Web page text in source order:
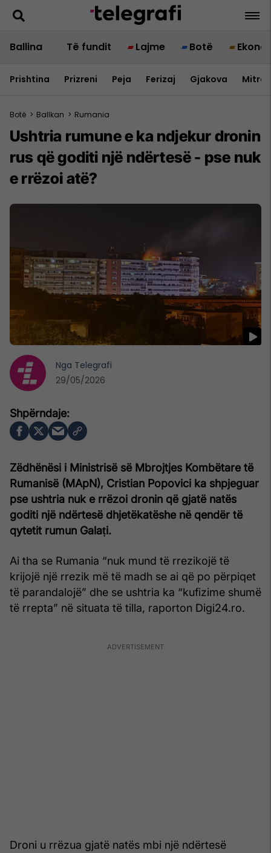
Ballina Të fundit Lajme Botë
Prishtina Prizreni Peja Ferizaj Gjakova
Botë > Ballkan > Rumania
Ushtria rumune e ka ndjekur dronin
rus që goditi një ndërtesë - pse nuk
e rrëzoi atë?
Zëdhënësi i Ministrisë së Mbrojtjes Kombëtare të
Rumanisë (MApN), Cristian Popovici ka shpjeguar
pse ushtria nuk e rrëzoi dronin që gjatë natës
goditi një ndërtesë dhjetëkatëshe në qendër të
qytetit rumun Galați.
Ai tha se Rumania “nuk mund të rrezikojë të
krijojë një rrezik më të madh se ai që po përpiqet
të parandalojë” dhe se ushtria ka “kufizime shumë
të rrepta” në situata të tilla, raporton Digi24.ro.
Droni u rrëzua gjatë natës mbi një ndërtesë
Nga Telegrafi
29/05/2026